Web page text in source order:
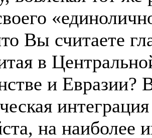
Вы считаете
в
и
на наиболее